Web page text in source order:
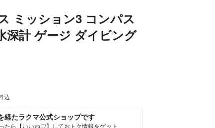
ミッション3 コンパス
深計 ゲージ ダイビング
込
経たラクマ公式ショップです
たら【いいね♡】しておトク情報をゲット